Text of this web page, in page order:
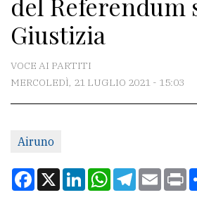
CONTATTI
La
redazione
Per
tua
del Referendum
Giustizia
VOCE AI PARTITI
MERCOLEDÌ, 21 LUGLIO 2021 - 15:03
Airuno
Facebook
X LinkedInWhatsApp
Telegram
Email